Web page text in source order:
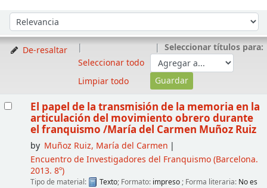
Ordenar por:
De-resaltar
Seleccionar todo
Limpiar todo
Seleccionar títulos para:
El papel de la transmisión de la memoria en la
articulación del movimiento obrero durante
el franquismo /María del Carmen Muñoz Ruiz
by Muñoz Ruiz, María del Carmen
Encuentro de Investigadores del Franquismo(Barcelona.
2013. 8º)
Tipo de material: Texto; Formato: impreso ; Forma literaria: No es